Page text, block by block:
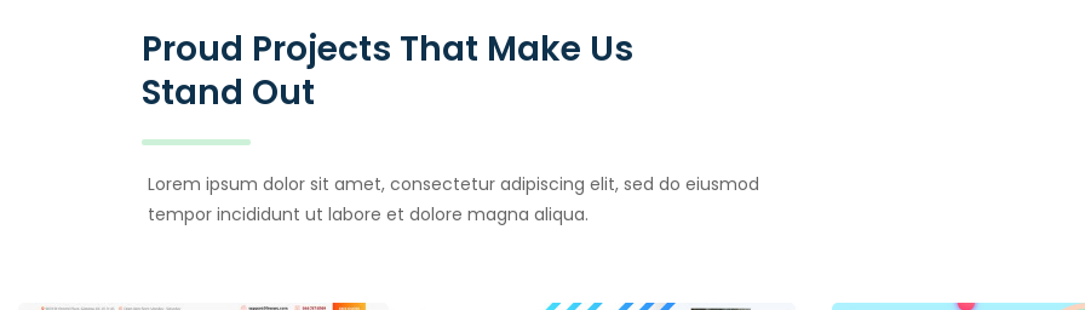
Proud Projects That Make Us
Stand Out
Lorem ipsum dolor sit amet, consectetur adipiscing elit, sed do eiusmod
tempor incididunt ut labore et dolore magna aliqua.